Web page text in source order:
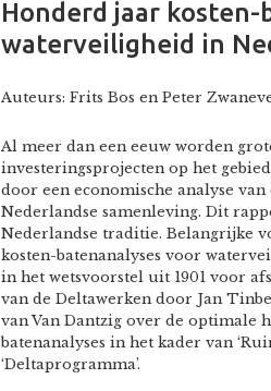
Honderd jaar kosten-
waterveiligheid in
Auteurs: Frits Bos en Peter
Al meer dan een eeuw worden
investeringsprojecten op het
door een economische analyse
Nederlandse samenleving. Dit
Nederlandse traditie. Belangrijke
kosten-batenanalyses voor
in het wetsvoorstel uit 1901 voor
van de Deltawerken door Jan
van Van Dantzig over de optimale
batenanalyses in het kader van
‘Deltaprogramma’.